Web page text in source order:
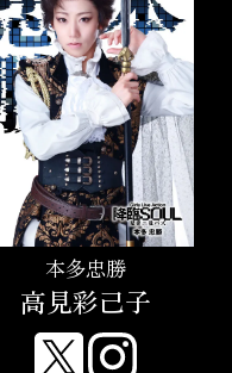
本多忠勝
高見彩己子